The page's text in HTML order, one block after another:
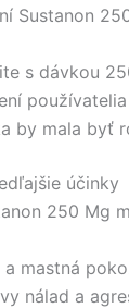
Sustanon
s dávkou
by mala byť
účinky
250 Mg
a mastná
nálad a